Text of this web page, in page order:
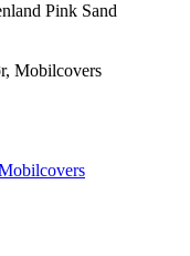
Pink Sand
Mobilcovers